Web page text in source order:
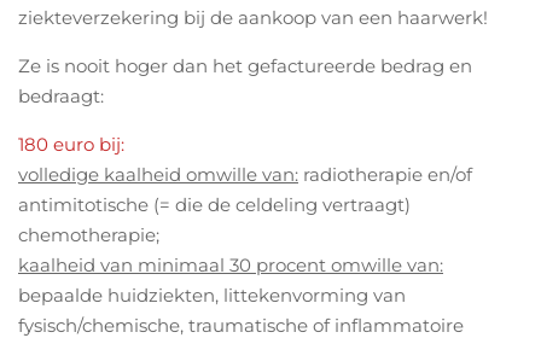
ziekteverzekering bij de aankoop van een haarwerk!
Ze is nooit hoger dan het gefactureerde bedrag en
bedraagt:
180 euro bij:
volledige kaalheid omwille van: radiotherapie en/of
antimitotische (= die de celdeling vertraagt)
chemotherapie;
kaalheid van minimaal 30 procent omwille van:
bepaalde huidziekten, littekenvorming van
fysisch/chemische, traumatische of inflammatoire